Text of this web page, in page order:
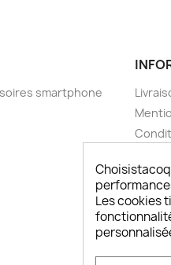
smartphone
FAQ
Les cookies